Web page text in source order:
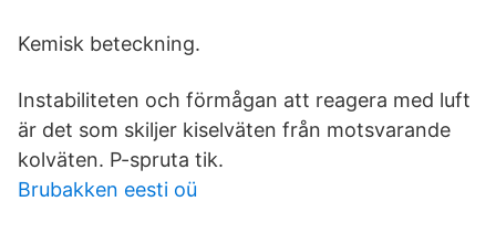
Kemisk beteckning.
Instabiliteten och förmågan att reagera med luft
är det som skiljer kiselväten från motsvarande
kolväten. P-spruta tik.
Brubakken eesti oü